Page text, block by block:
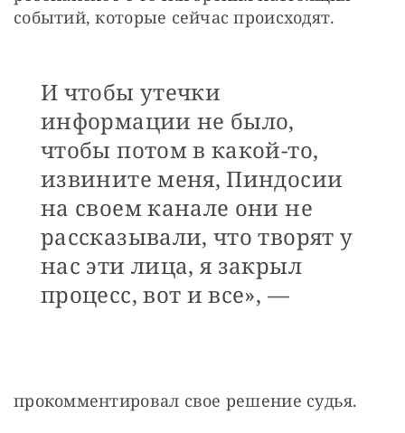
событий, которые сейчас происходят.
И чтобы утечки
информации не было,
чтобы потом в какой-то,
извините меня, Пиндосии
на своем канале они не
рассказывали, что творят у
нас эти лица, я закрыл
процесс, вот и все», —
прокомментировал свое решение судья.